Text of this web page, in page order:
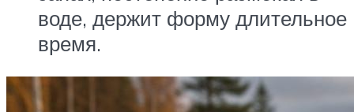
воде, держит форму длительное
время.